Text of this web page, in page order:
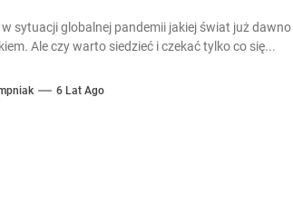
sytuacji globalnej pandemii jakiej świat już
Ale czy warto siedzieć i czekać tylko co się...
6 Lat Ago